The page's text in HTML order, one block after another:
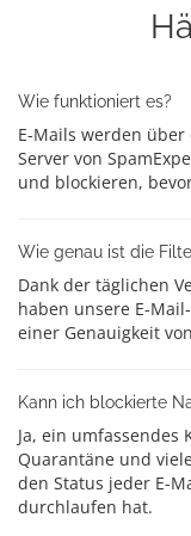
Wie funktioniert es?
E-Mails werden
Server von
und blockieren,
Wie genau ist die
Dank der täglichen
haben unsere E-
einer Genauigkeit
Kann ich blockierte
Ja, ein umfassendes
Quarantäne und
den Status jeder E-
durchlaufen hat.